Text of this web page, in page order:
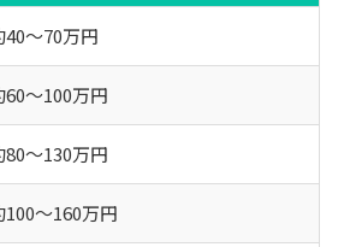
40～70万円
60～100万円
80～130万円
100～160万円